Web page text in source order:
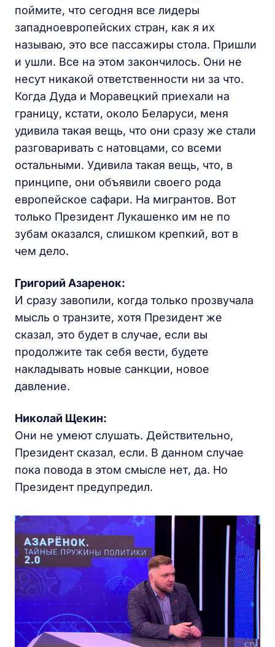
поймите, что сегодня все лидеры
западноевропейских стран, как я их
называю, это все пассажиры стола. Пришли
и ушли. Все на этом закончилось. Они не
несут никакой ответственности ни за что.
Когда Дуда и Моравецкий приехали на
границу, кстати, около Беларуси, меня
удивила такая вещь, что они сразу же стали
разговаривать с натовцами, со всеми
остальными. Удивила такая вещь, что, в
принципе, они объявили своего рода
европейское сафари. На мигрантов. Вот
только Президент Лукашенко им не по
зубам оказался, слишком крепкий, вот в
чем дело.
Григорий Азаренок:
И сразу завопили, когда только прозвучала
мысль о транзите, хотя Президент же
сказал, это будет в случае, если вы
продолжите так себя вести, будете
накладывать новые санкции, новое
давление.
Николай Щекин:
Они не умеют слушать. Действительно,
Президент сказал, если. В данном случае
пока повода в этом смысле нет, да. Но
Президент предупредил.